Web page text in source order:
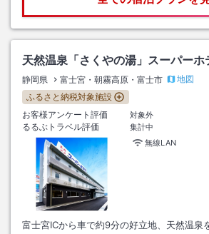
天然温泉「さくやの湯」スーパーホ
静岡県 富士宮・朝霧高原・富士市
地図
ふるさと納税対象施設
お客様アンケート評価
対象外
るるぶトラベル評価
集計中
無線LAN
富士宮ICから車で約9分の好立地、天然温泉